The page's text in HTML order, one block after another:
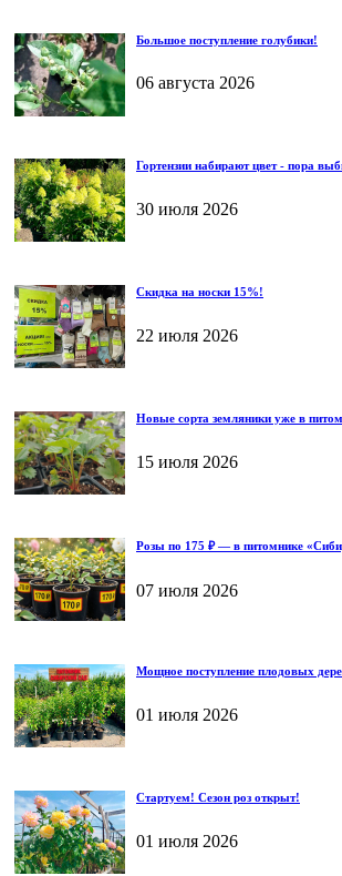
Большое поступление голубики!
06 августа 2026
Гортензии набирают цвет - пора
30 июля 2026
Скидка на носки 15%!
22 июля 2026
Новые сорта земляники уже в
15 июля 2026
Розы по 175 ₽ — в питомнике
07 июля 2026
Мощное поступление плодовых
01 июля 2026
Стартуем! Сезон роз открыт!
01 июля 2026